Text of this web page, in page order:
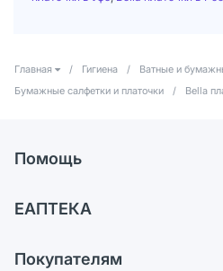
Главная / Гигиена / Ватные и
Бумажные салфетки и платочки
/ Bella
Помощь
Самовывоз из аптек
ЕАПТЕКА
Карьера
Покупателям